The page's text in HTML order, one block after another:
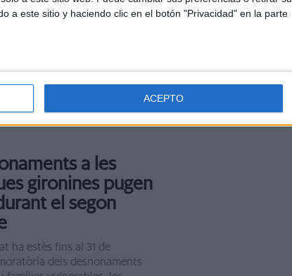
a este sitio y haciendo clic en el botón "Privacidad" en la parte
ACEPTO
i critica ''la
a Girona per denunciar
i la desproporció
a les
gironines pugen
el segon
ha estès fins al 31 de
dels desnonaments